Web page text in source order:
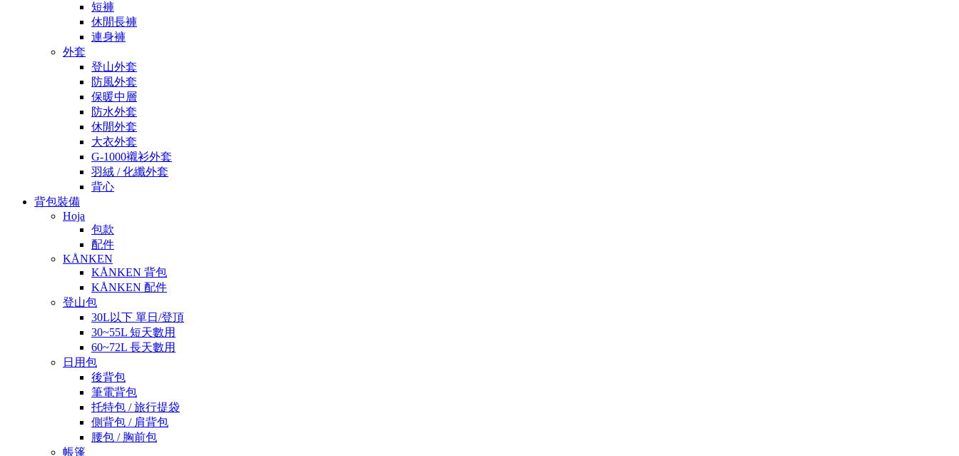
短褲
休閒長褲
連身褲
外套
登山外套
防風外套
保暖中層
防水外套
休閒外套
大衣外套
G-1000襯衫外套
羽絨 / 化纖外套
背心
背包裝備
Hoja
包款
配件
KÅNKEN
KÅNKEN 背包
KÅNKEN 配件
登山包
30L以下 單日/登頂
30~55L 短天數用
60~72L 長天數用
日用包
後背包
筆電背包
托特包 / 旅行提袋
側背包 / 肩背包
腰包 / 胸前包
帳篷